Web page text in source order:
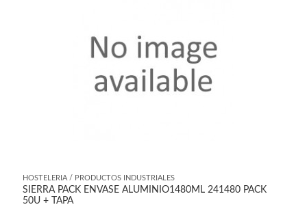
HOSTELERIA / PRODUCTOS INDUSTRIALES
SIERRA PACK ENVASE ALUMINIO1480ML 241480 PACK
50U + TAPA